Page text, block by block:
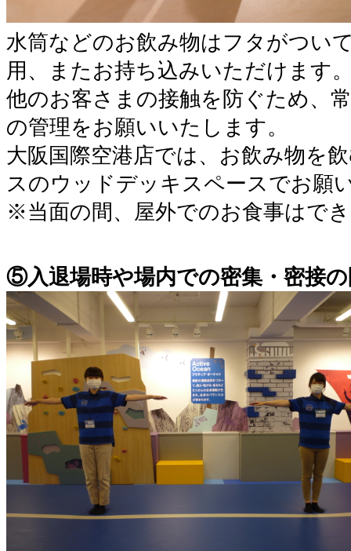
水筒などのお飲み物はフタがつい
用、またお持ち込みいただけます
他のお客さまの接触を防ぐため、
の管理をお願いいたします。
大阪国際空港店では、お飲み物を
スのウッドデッキスペースでお願
※当面の間、屋外でのお食事はで
⑤入退場時や場内での密集・密接